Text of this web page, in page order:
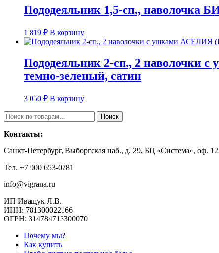
Пододеяльник 1,5-сп., наволочка
1 819 ₽ В корзину
Пододеяльник 2-сп., 2 наволочки
темно-зеленый, сатин
3 050 ₽ В корзину
Искать:
Поиск
Контакты:
Санкт-Петербург, Выборгская наб., д. 29, БЦ «Система», оф.
Тел. +7 900 653-0781
info@vigrana.ru
ИП Иващук Л.В.
ИНН: 781300022166
ОГРН: 314784713300070
Почему мы?
Как купить